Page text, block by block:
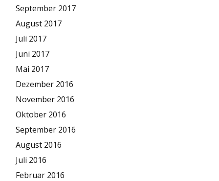
September 2017
August 2017
Juli 2017
Juni 2017
Mai 2017
Dezember 2016
November 2016
Oktober 2016
September 2016
August 2016
Juli 2016
Februar 2016